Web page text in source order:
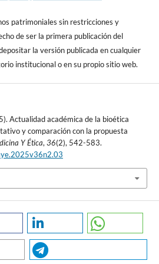
in Neonates Undergoing
Support. Front Pediatr
en:
article/10.3389/fped.2019.00312
fped.2019.00312
humana. Em: Obras
y pedagógicos. Burgos,
–EDE– El Carmen; 2003.
CUA Press; 2018. Disponible
lib/anahuac-
M, Trujillo Florián S. Criminal radical
patrimoniales sin restricciones y
de ser la primera publicación del
la versión publicada en cualquier
institucional o en su propio sitio web.
Actualidad académica de la bioética
y comparación con la propuesta
Y Ética, 36(2), 542-583.